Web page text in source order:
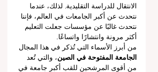
الانتقال للدراسة التقليدية. لذلك، عندما
نتحدث عن أكبر الجامعات في العالم، فإننا
نتحدث غالبًا عن مؤسسات جعلت التعليم
أكثر مرونة وانتشارًا واتساعًا.
من أبرز الأسماء التي تُذكر في هذا المجال
الجامعة المفتوحة في الصين، والتي تُعد
من أقوى المرشحين للقب أكبر جامعة في